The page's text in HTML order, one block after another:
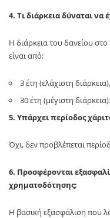
4. Τι διάρκεια δύναται να
Η διάρκεια του δανείου
είναι από:
3 έτη (ελάχιστη
30 έτη (μέγιστη διάρκεια).
5. Υπάρχει περίοδος
Όχι, δεν προβλέπεται
6. Προσφέρονται
χρηματοδότησης;
Η βασική εξασφάλιση που